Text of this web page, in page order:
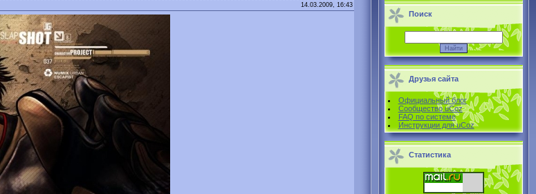
14.03.2009, 16:43
Поиск
Друзья сайта
Официальный блог
Сообщество uCoz
FAQ по системе
Инструкции для uCoz
Статистика